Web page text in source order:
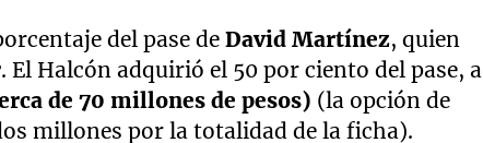
del pase deDavid Martínez, quien
. El Halcón adquirió el 50 por ciento del pase, a
de 70 millones de pesos) (la opción de
millones por la totalidad de la ficha).